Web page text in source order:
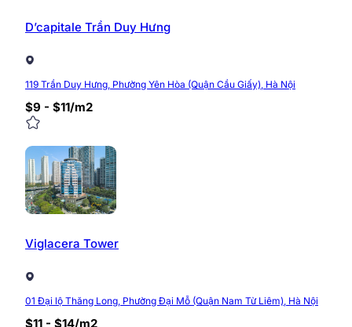
Hạ tầng kỹ thuật tòa Zen Tower:
Chiều cao trần: 2.7m.
Sàn bê tông cán phẳng
Diện tích cho thuê: 80m2 – 143m2 – 200m2 –
D’capitale Trần Duy Hưng
119 Trần Duy Hưng, Phường Yên Hòa (Quận Cầu Giấy), Hà Nội
$9 - $11/m2
Viglacera Tower
01 Đại lộ Thăng Long, Phường Đại Mỗ (Quận Nam Từ Liêm), Hà Nội
$11 - $14/m2